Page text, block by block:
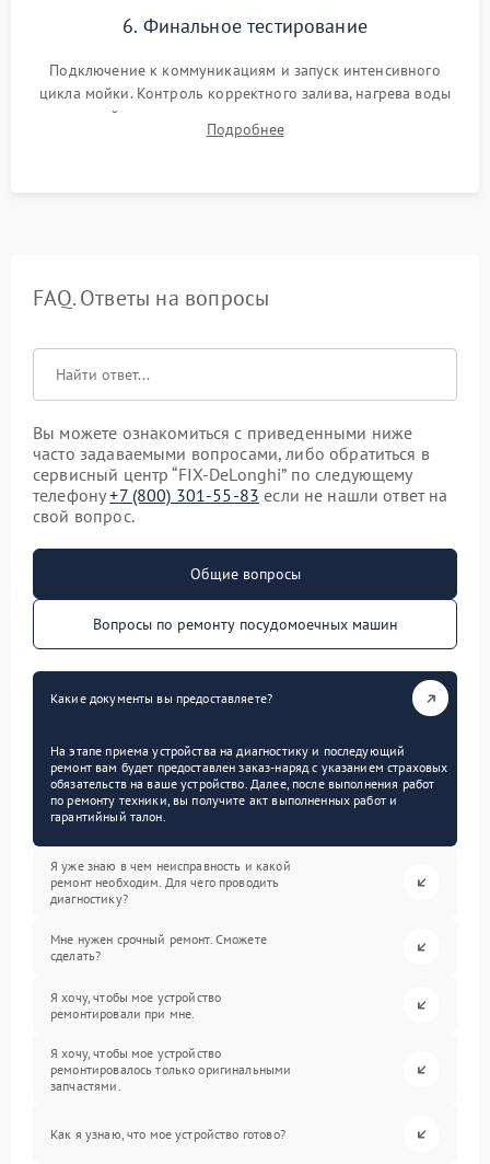
6. Финальное тестирование
Подключение к коммуникациям и запуск интенсивного
цикла мойки. Контроль корректного залива, нагрева воды
до нужной температуры, отсутствия посторонних шумов,
штатного слива и абсолютной сухости в поддоне.
Подробнее
FAQ. Ответы на вопросы
Вы можете ознакомиться с приведенными ниже
часто задаваемыми вопросами, либо обратиться в
сервисный центр “FIX-DeLonghi” по следующему
телефону+7 (800) 301-55-83 если не нашли ответ на
свой вопрос.
Общие вопросы
Вопросы по ремонту посудомоечных машин
Какие документы вы предоставляете?
На этапе приема устройства на диагностику и последующий
ремонт вам будет предоставлен заказ-наряд с указанием страховых
обязательств на ваше устройство. Далее, после выполнения работ
по ремонту техники, вы получите акт выполненных работ и
гарантийный талон.
Я уже знаю в чем неисправность и какой
ремонт необходим. Для чего проводить
диагностику?
Мне нужен срочный ремонт. Сможете
сделать?
Я хочу, чтобы мое устройство
ремонтировали при мне.
Я хочу, чтобы мое устройство
ремонтировалось только оригинальными
запчастями.
Как я узнаю, что мое устройство готово?